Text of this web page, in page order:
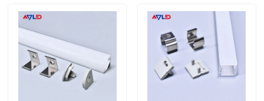
COB LED Şerit
RGB LED ŞERİT